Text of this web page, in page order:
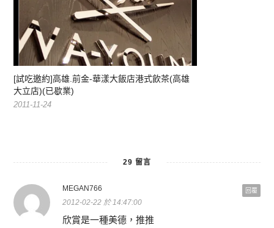
[試吃邀約]高雄.前金-華漾大飯店港式飲茶(高雄
大立店)(已歇業)
2011-11-24
29 留言
回覆
MEGAN766
2012-02-22 於 14:47:00
欣賞是一種美德，推推